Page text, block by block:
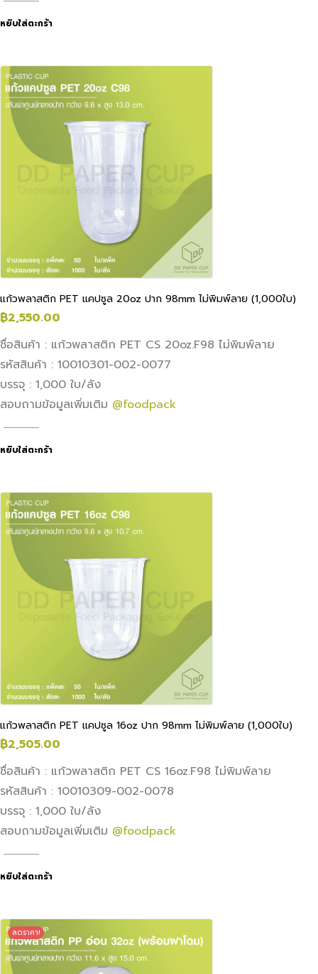
หยิบใส่ตะกร้า
แก้วพลาสติก PET แคปซูล 20oz ปาก 98mm ไม่พิมพ์ลาย (1,000ใบ)
฿2,550.00
ชื่อสินค้า : แก้วพลาสติก PET CS 20oz.F98 ไม่พิมพ์ลาย
รหัสสินค้า : 10010301-002-0077
บรรจุ : 1,000 ใบ/ลัง
สอบถามข้อมูลเพิ่มเติม @foodpack
หยิบใส่ตะกร้า
แก้วพลาสติก PET แคปซูล 16oz ปาก 98mm ไม่พิมพ์ลาย (1,000ใบ)
฿2,505.00
ชื่อสินค้า : แก้วพลาสติก PET CS 16oz.F98 ไม่พิมพ์ลาย
รหัสสินค้า : 10010309-002-0078
บรรจุ : 1,000 ใบ/ลัง
สอบถามข้อมูลเพิ่มเติม @foodpack
หยิบใส่ตะกร้า
ลดราคา!